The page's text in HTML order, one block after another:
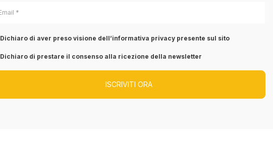
Dichiaro di aver preso visione dell’informativa privacy presente sul sito
Dichiaro di prestare il consenso alla ricezione della newsletter